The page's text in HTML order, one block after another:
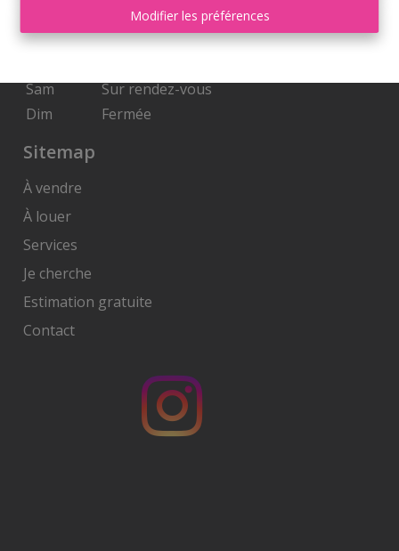
Modifier les préférences
09:00-18:00
Je
09:00-18:00
Sam
Sur rendez-vous
Dim
Fermée
Sitemap
À vendre
À louer
Services
Je cherche
Estimation gratuite
Contact